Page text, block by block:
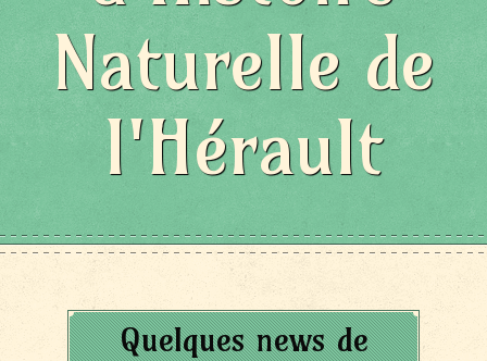
Naturelle de
l'Hérault
Quelques news de